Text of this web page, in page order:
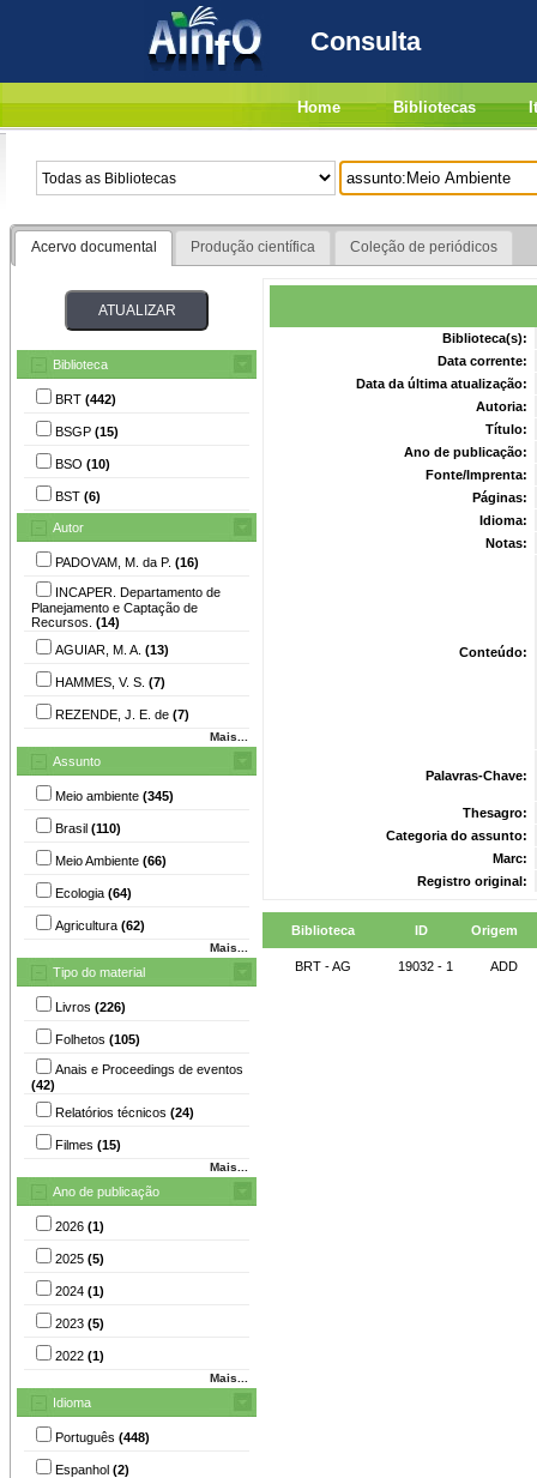
Consulta
Home Bibliotecas
Acervo documental Produção científica Coleção de periódicos
Biblioteca
BRT (442)
BSGP (15)
BSO (10)
BST (6)
Autor
PADOVAM, M. da P. (16)
INCAPER. Departamento de
Planejamento e Captação de
Recursos. (14)
AGUIAR, M. A. (13)
HAMMES, V. S. (7)
REZENDE, J. E. de (7)
Mais...
Assunto
Meio ambiente (345)
Brasil (110)
Meio Ambiente (66)
Ecologia (64)
Agricultura (62)
Mais...
Tipo do material
Livros (226)
Folhetos (105)
Anais e Proceedings de eventos
(42)
Relatórios técnicos (24)
Filmes (15)
Mais...
Ano de publicação
2026 (1)
2025 (5)
2024 (1)
2023 (5)
2022 (1)
Mais...
Idioma
Português (448)
Espanhol (2)
Biblioteca(s):
Data corrente:
Data da última atualização:
Autoria:
Título:
Ano de publicação:
Fonte/Imprenta:
Páginas:
Idioma:
Notas:
Conteúdo:
Palavras-Chave:
Thesagro:
Categoria do assunto:
Marc:
Registro original:
Biblioteca ID Origem
BRT - AG 19032 - 1 ADD